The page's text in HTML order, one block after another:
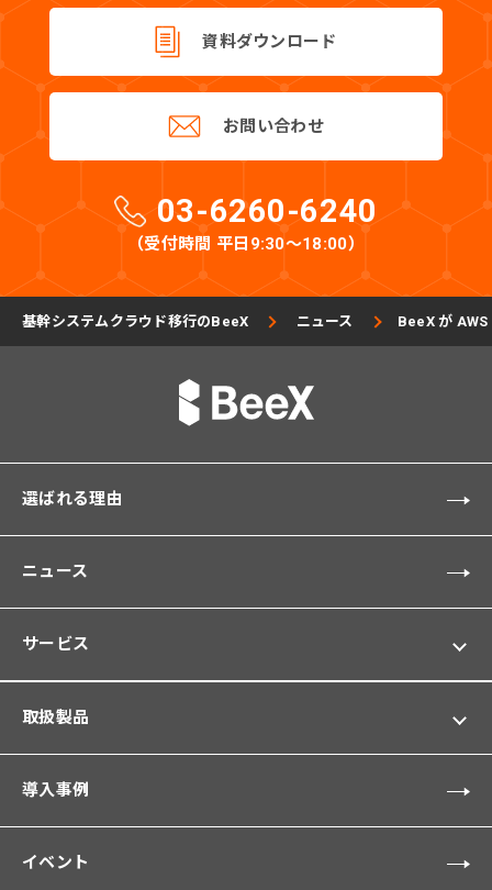
資料ダウンロード
お問い合わせ
03-6260-6240
（受付時間 平日9:30〜18:00）
基幹システムクラウド移行のBeeX ニュース BeeX が
選ばれる理由
ニュース
サービス
取扱製品
導入事例
イベント